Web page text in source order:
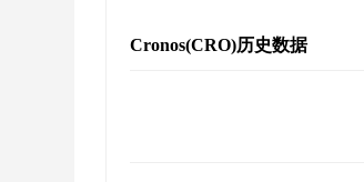
Cronos(CRO)历史数据